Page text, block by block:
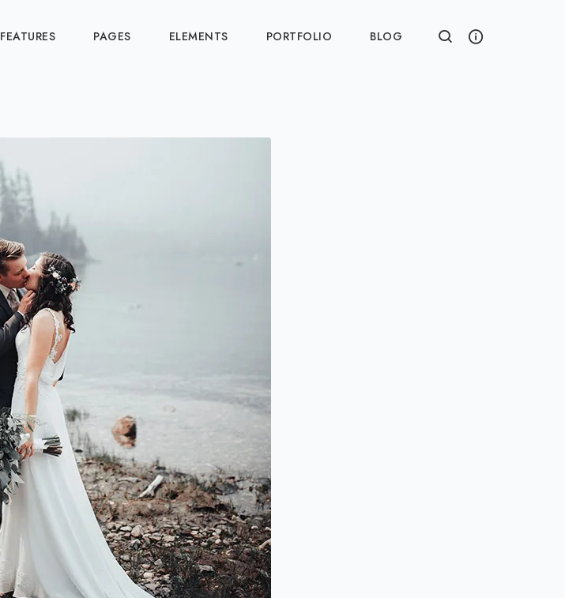
FEATURES PAGES ELEMENTS PORTFOLIO BLOG